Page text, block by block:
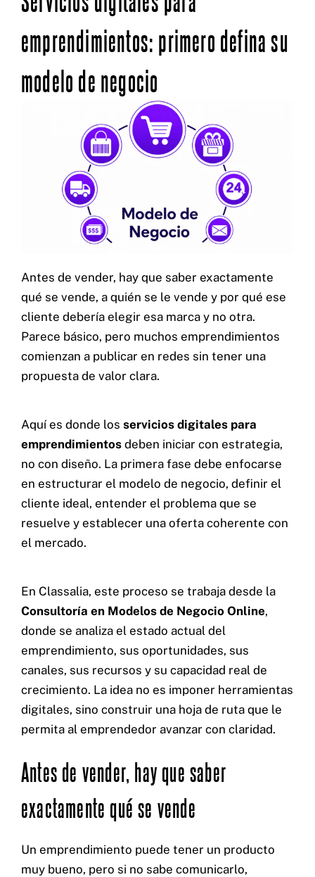
emprendimientos: primero defina su
modelo de negocio
Antes de vender, hay que saber exactamente
qué se vende, a quién se le vende y por qué ese
cliente debería elegir esa marca y no otra.
Parece básico, pero muchos emprendimientos
comienzan a publicar en redes sin tener una
propuesta de valor clara.
Aquí es donde los servicios digitales para
emprendimientos deben iniciar con estrategia,
no con diseño. La primera fase debe enfocarse
en estructurar el modelo de negocio, definir el
cliente ideal, entender el problema que se
resuelve y establecer una oferta coherente con
el mercado.
En Classalia, este proceso se trabaja desde la
Consultoría en Modelos de Negocio Online,
donde se analiza el estado actual del
emprendimiento, sus oportunidades, sus
canales, sus recursos y su capacidad real de
crecimiento. La idea no es imponer herramientas
digitales, sino construir una hoja de ruta que le
permita al emprendedor avanzar con claridad.
Antes de vender, hay que saber
exactamente qué se vende
Un emprendimiento puede tener un producto
muy bueno, pero si no sabe comunicarlo,